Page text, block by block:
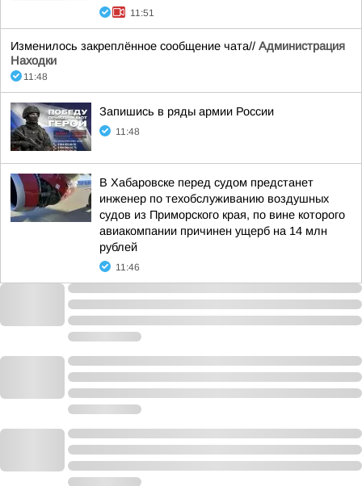
11:51
Изменилось закреплённое сообщение чата// Администрация
Находки
11:48
Запишись в ряды армии России
11:48
В Хабаровске перед судом предстанет
инженер по техобслуживанию воздушных
судов из Приморского края, по вине которого
авиакомпании причинен ущерб на 14 млн
рублей
11:46